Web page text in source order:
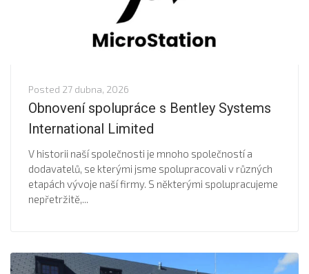
Posted 27 dubna, 2026
Obnovení spolupráce s Bentley Systems
International Limited
V historii naší společnosti je mnoho společností a
dodavatelů, se kterými jsme spolupracovali v různých
etapách vývoje naší firmy. S některými spolupracujeme
nepřetržitě,...